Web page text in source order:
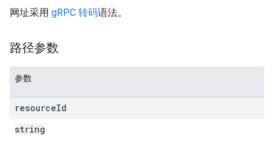
网址采用 gRPC 转码语法。
路径参数
参数
resourceId
string